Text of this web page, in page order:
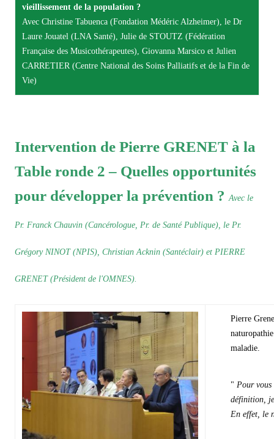
vieillissement de la population ?
Avec Christine Tabuenca (Fondation Médéric Alzheimer), le Dr
Laure Jouatel (LNA Santé), Julie de STOUTZ (Fédération
Française des Musicothérapeutes), Giovanna Marsico et Julien
CARRETIER (Centre National des Soins Palliatifs et de la Fin de
Vie)
Intervention de Pierre GRENET à la
Table ronde 2 – Quelles opportunités
pour développer la prévention ? Avec le
Pr. Franck Chauvin (Cancérologue, Pr. de Santé Publique), le Pr.
Grégory NINOT (NPIS), Christian Acknin (Santéclair) et PIERRE
GRENET (Président de l'OMNES).
Pierre
maladie.
" Pour vous
définition,
En effet, le